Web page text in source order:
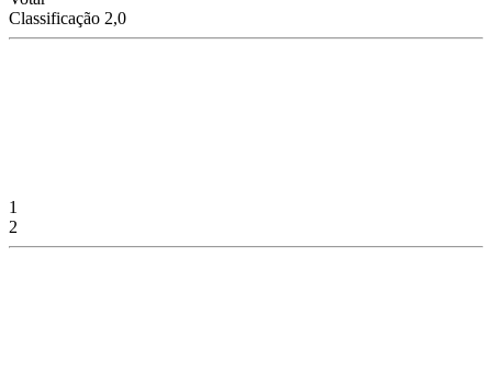
Classificação 2,0
1
2